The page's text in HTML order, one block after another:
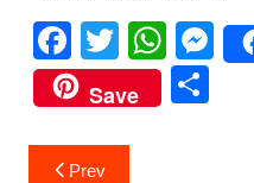
F
a
c
e
T
w
itt
er
W
h
at
M
e
Save
S
PostPrev